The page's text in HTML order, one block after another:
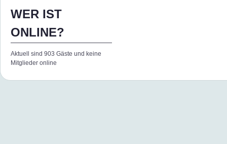
WER IST
ONLINE?
Aktuell sind 903 Gäste und keine
Mitglieder online